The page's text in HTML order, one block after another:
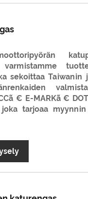
sekoittaa Taiwanin
€ E-MARKã €
tarjoaa